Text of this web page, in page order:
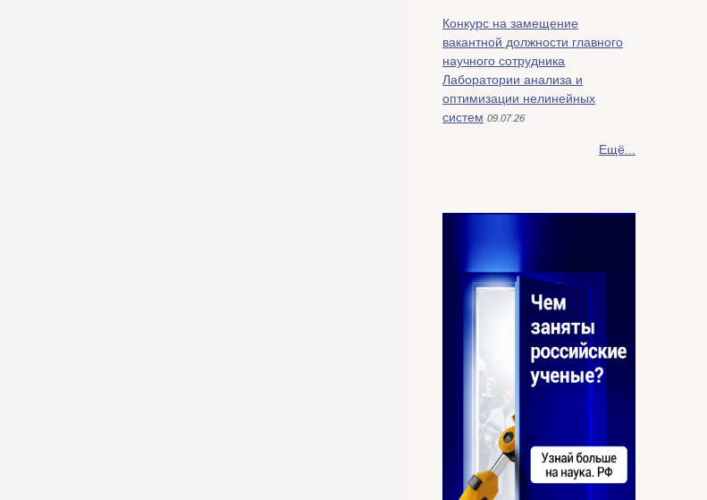
Конкурс на замещение
вакантной должности главного
научного сотрудника
Лаборатории анализа и
оптимизации нелинейных
систем 09.07.26
Ещё...